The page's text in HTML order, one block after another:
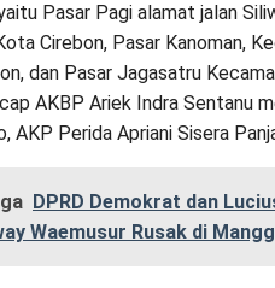
Pasar Pagi alamat jalan
Cirebon, Pasar Kanoman,
dan Pasar Jagasatru
AKBP Ariek Indra Sentanu
AKP Perida Apriani Sisera
DPRD Demokrat dan
Waemusur Rusak di